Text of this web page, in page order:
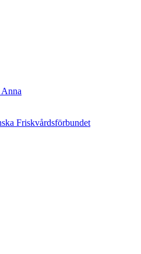
Friskvårdsförbundet